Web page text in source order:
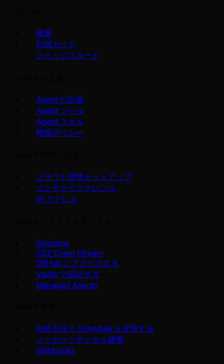
概要
利用ガイド
クイックスタート
Agent の定義
Agent ツール
Agent スキル
権限ポリシー
クラウド環境セットアップ
コンテナリファレンス
IP アドレス
Sessions
SSE Event Stream
GitHub にアクセスする
Vaults で認証する
Managed Agents
自然言語で Schedule を管理する
メッセージチャネル連携
Webhooks